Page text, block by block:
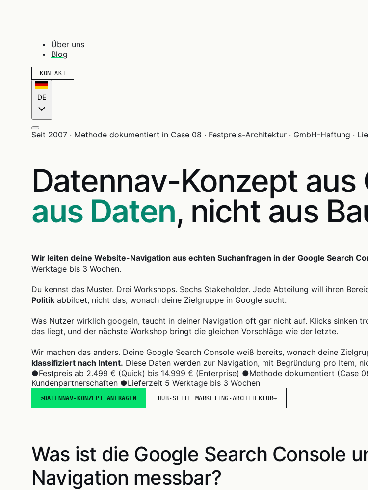
Über uns
Blog
KONTAKT
DE
Seit 2007 · Methode dokumentiert in Case 08 · Festpreis-Architektur · GmbH-Haftung ·
Datennav-Konzept aus
aus Daten, nicht aus
Wir leiten deine Website-Navigation aus echten Suchanfragen in der Google Search
Werktage bis 3 Wochen.
Du kennst das Muster. Drei Workshops. Sechs Stakeholder. Jede Abteilung will ihren
Politik abbildet, nicht das, wonach deine Zielgruppe in Google sucht.
Was Nutzer wirklich googeln, taucht in deiner Navigation oft gar nicht auf. Klicks sinken
das liegt, und der nächste Workshop bringt die gleichen Vorschläge wie der letzte.
Wir machen das anders. Deine Google Search Console weiß bereits, wonach deine
klassifiziert nach Intent. Diese Daten werden zur Navigation, mit Begründung pro Item,
●Festpreis ab 2.499 € (Quick) bis 14.999 € (Enterprise) ●Methode dokumentiert (Case
Kundenpartnerschaften ●Lieferzeit 5 Werktage bis 3 Wochen
DATENNAV-KONZEPT ANFRAGEN HUB-SEITE MARKETING-ARCHITEKTUR→
Was ist die Google Search Console
Navigation messbar?